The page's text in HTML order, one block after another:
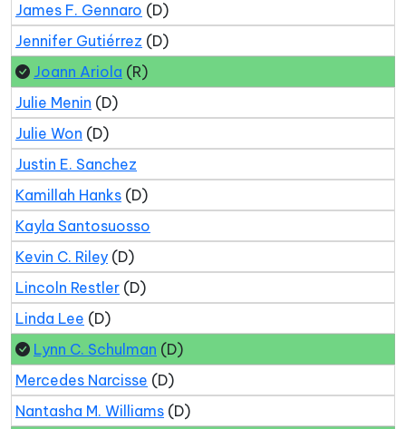
James F. Gennaro (D)
Jennifer Gutiérrez (D)
Joann Ariola (R)
Julie Menin (D)
Julie Won (D)
Justin E. Sanchez
Kamillah Hanks (D)
Kayla Santosuosso
Kevin C. Riley (D)
Lincoln Restler (D)
Linda Lee (D)
Lynn C. Schulman (D)
Mercedes Narcisse (D)
Nantasha M. Williams (D)